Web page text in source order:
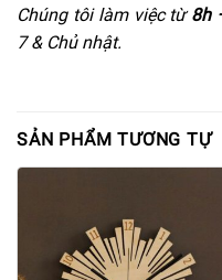
Chúng tôi làm việc từ8h
7 & Chủ nhật.
SẢN PHẨM TƯƠNG TỰ